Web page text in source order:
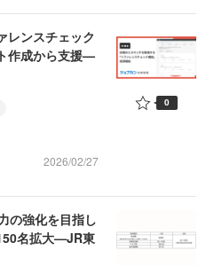
レンスチェック
作成から支援—
2026/02/27
0
の強化を目指し
名拡大—JR東